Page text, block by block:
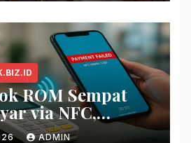
ROM Sempat
via NFC,
Disorot
ADMIN